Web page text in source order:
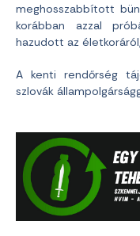
meghosszabbított
korábban azzal
hazudott az
A kenti rendőrség
szlovák